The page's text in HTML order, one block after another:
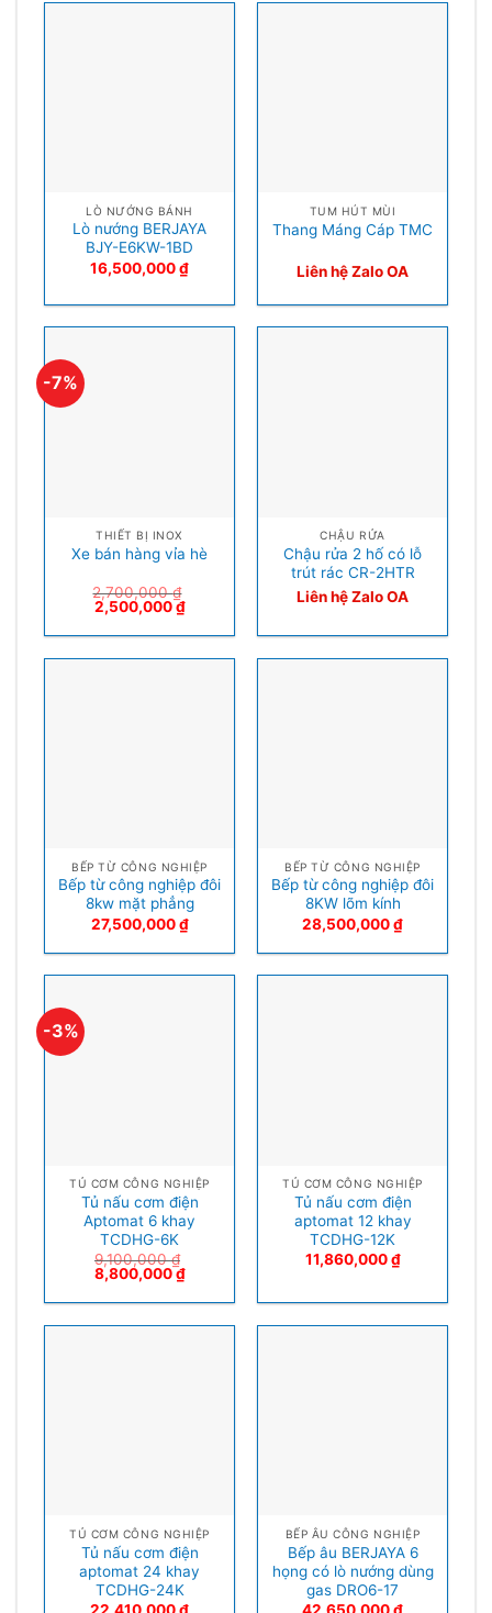
LÒ NƯỚNG BÁNH
Lò nướng BERJAYA
BJY-E6KW-1BD
16,500,000₫
TUM HÚT MÙI
Thang Máng Cáp TMC
Liên hệ Zalo OA
-7%
THIẾT BỊ INOX
Xe bán hàng vỉa hè
2,700,000₫
2,500,000₫
CHẬU RỬA
Chậu rửa 2 hố có lỗ
trút rác CR-2HTR
Liên hệ Zalo OA
BẾP TỪ CÔNG NGHIỆP
Bếp từ công nghiệp đôi
8kw mặt phẳng
27,500,000₫
BẾP TỪ CÔNG NGHIỆP
Bếp từ công nghiệp đôi
8KW lõm kính
28,500,000₫
-3%
TỦ CƠM CÔNG NGHIỆP
Tủ nấu cơm điện
Aptomat 6 khay
TCDHG-6K
9,100,000₫
8,800,000₫
TỦ CƠM CÔNG NGHIỆP
Tủ nấu cơm điện
aptomat 12 khay
TCDHG-12K
11,860,000₫
TỦ CƠM CÔNG NGHIỆP
Tủ nấu cơm điện
aptomat 24 khay
TCDHG-24K
BẾP ÂU CÔNG NGHIỆP
Bếp âu BERJAYA 6
họng có lò nướng dùng
gas DRO6-17